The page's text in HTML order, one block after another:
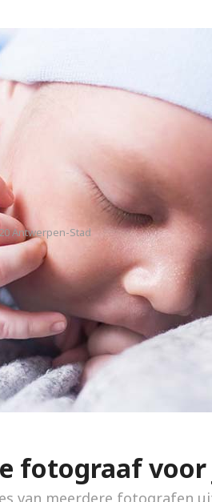
Antwerpen-Stad
fotograaf
van meerdere fotografen